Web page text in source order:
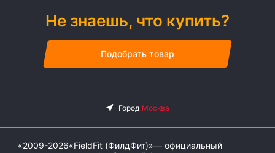
Не знаешь, что купить?
Подобрать товар
«2009-2026«FieldFit (ФилдФит)»— официальный